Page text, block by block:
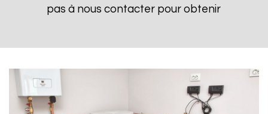
pas à nous contacter pour obtenir